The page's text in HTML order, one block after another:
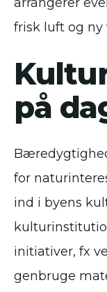
frisk luft og ny
på
for
ind i byens
initiativer, fx
genbruge